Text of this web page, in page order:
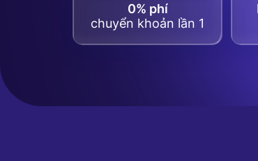
0% phí
chuyển khoản lần 1